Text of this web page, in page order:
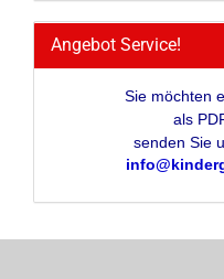
Angebot Service!
Sie möchten
als
senden Sie